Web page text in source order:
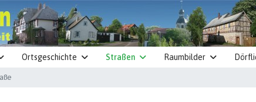
Ortsgeschichte Straßen Raumbilder